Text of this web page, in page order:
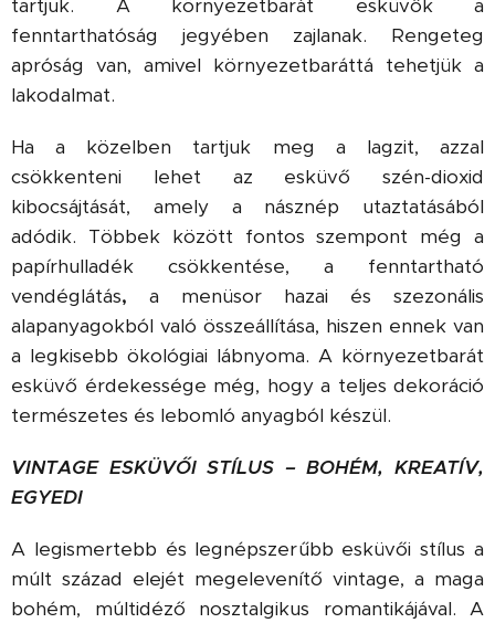
tartjuk. A környezetbarát esküvők a
fenntarthatóság jegyében zajlanak. Rengeteg
apróság van, amivel környezetbaráttá tehetjük a
lakodalmat.
Ha a közelben tartjuk meg a lagzit, azzal
csökkenteni lehet az esküvő szén-dioxid
kibocsájtását, amely a násznép utaztatásából
adódik. Többek között fontos szempont még a
papírhulladék csökkentése, a fenntartható
vendéglátás, a menüsor hazai és szezonális
alapanyagokból való összeállítása, hiszen ennek van
a legkisebb ökológiai lábnyoma. A környezetbarát
esküvő érdekessége még, hogy a teljes dekoráció
természetes és lebomló anyagból készül.
VINTAGE ESKÜVŐI STÍLUS – BOHÉM, KREATÍV,
EGYEDI
A legismertebb és legnépszerűbb esküvői stílus a
múlt század elejét megelevenítő vintage, a maga
bohém, múltidéző nosztalgikus romantikájával. A